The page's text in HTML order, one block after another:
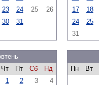
23 24 25
26
30 31
17
18
24
25
31
Чт Пт Сб
Нд
1
2 3
4
Пн
Вт